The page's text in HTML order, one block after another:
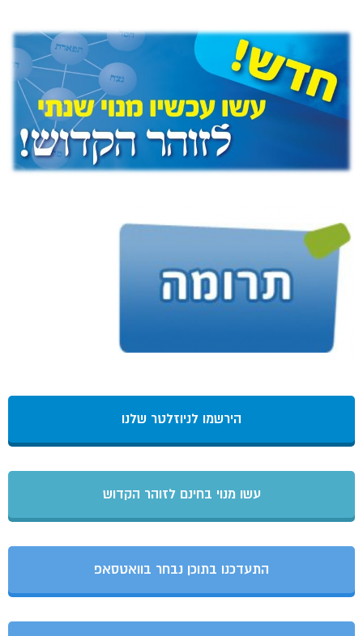
הירשמו לניוזלטר שלנו
עשו מנוי בחינם לזוהר הקדוש
התעדכנו בתוכן נבחר בוואטסאפ